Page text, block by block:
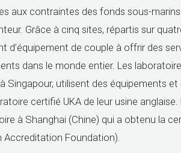
aux contraintes des fonds sous-
Grâce à cinq sites, répartis sur
d’équipement de couple à offrir des
dans le monde entier. Les
Singapour, utilisent des équipements
certifié UKA de leur usine
à Shanghai (Chine) qui a obtenu la
Accreditation Foundation).